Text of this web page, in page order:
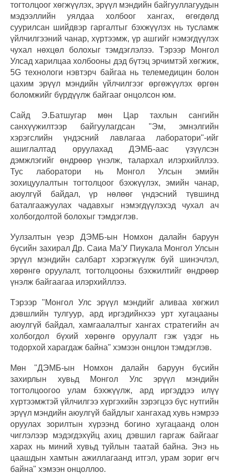
тогтолцоог хөгжүүлэх, эрүүл мэндийн байгууллагуудын
мэдээллийн уялдаа холбоог хангах, өгөгдөлд
суурилсан шийдвэр гаргалтыг бэхжүүлэх нь тусламж
үйлчилгээний чанар, хүртээмж, үр ашгийг нэмэгдүүлэх
чухал нөхцөл болохыг тэмдэглэлээ. Тэрээр Монгол
Улсад харилцаа холбооны дэд бүтэц эрчимтэй хөгжиж,
5G технологи нэвтэрч байгаа нь телемедицин болон
цахим эрүүл мэндийн үйлчилгээг өргөжүүлэх өргөн
боломжийг бүрдүүлж байгааг онцолсон юм.
Сайд Э.Батшугар мөн Цар тахлын сангийн
санхүүжилтээр байгуулагдсан "Эм, эмнэлгийн
хэрэгслийн үндэсний лавлагаа лаборатори"-ийг
ашиглалтад оруулахад ДЭМБ-аас үзүүлсэн
дэмжлэгийг өндрөөр үнэлж, талархал илэрхийллээ.
Тус лаборатори нь Монгол Улсын эмийн
зохицуулалтын тогтолцоог бэхжүүлэх, эмийн чанар,
аюулгүй байдал, үр нөлөөг үндэсний түвшинд
баталгаажуулах чадавхыг нэмэгдүүлэхэд чухал ач
холбогдолтой болохыг тэмдэглэв.
Уулзалтын үеэр ДЭМБ-ын Номхон далайн баруун
бүсийн захирал Др. Саиа Ма'У Пиукала Монгол Улсын
эрүүл мэндийн салбарт хэрэгжүүлж буй шинэчлэл,
хөрөнгө оруулалт, тогтолцооны бэхжилтийг өндрөөр
үнэлж байгаагаа илэрхийллээ.
Тэрээр "Монгол Улс эрүүл мэндийг аливаа хөгжил
дэвшлийн тулгуур, ард иргэдийнхээ урт хугацааны
аюулгүй байдал, хамгаалалтыг хангах стратегийн ач
холбогдол бүхий хөрөнгө оруулалт гэж үздэг нь
тодорхой харагдаж байна" хэмээн онцлон тэмдэглэв.
Мөн "ДЭМБ-ын Номхон далайн баруун бүсийн
захирлын хувьд Монгол Улс эрүүл мэндийн
тогтолцоогоо улам бэхжүүлж, ард иргэддээ илүү
хүртээмжтэй үйлчилгээ хүргэхийн зэрэгцээ бүс нутгийн
эрүүл мэндийн аюулгүй байдлыг хангахад хувь нэмрээ
оруулах зорилтын хүрээнд богино хугацаанд олон
чиглэлээр мэдэгдэхүйц ахиц дэвшил гаргаж байгааг
харах нь миний хувьд туйлын таатай байна. Энэ нь
цаашдын хамтын ажиллагаанд итгэл, урам зориг өгч
байна" хэмээн онцоллоо.